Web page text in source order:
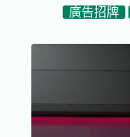
廣告招牌